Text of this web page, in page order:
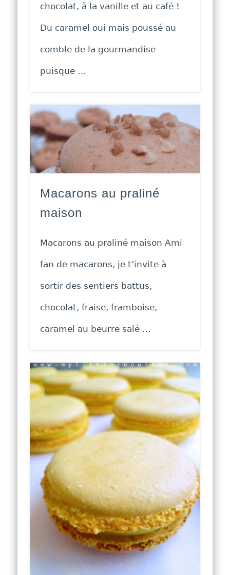
chocolat, à la vanille et au café !
Du caramel oui mais poussé au
comble de la gourmandise
puisque …
Macarons au praliné
maison
Macarons au praliné maison Ami
fan de macarons, je t’invite à
sortir des sentiers battus,
chocolat, fraise, framboise,
caramel au beurre salé …